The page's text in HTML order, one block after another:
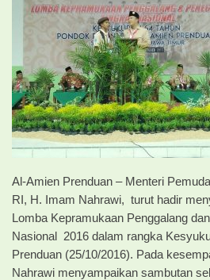
Al-Amien Prenduan – Menteri
RI, H. Imam Nahrawi, turut hadir
Lomba Kepramukaan Penggalang
Nasional 2016 dalam rangka
Prenduan (25/10/2016). Pada
Nahrawi menyampaikan sambutan